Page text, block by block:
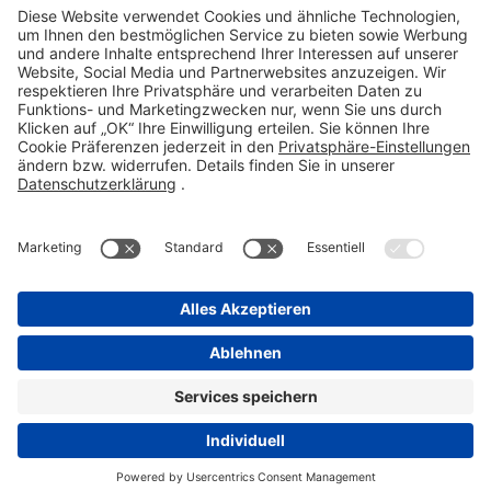
Fax 06101 603-259
info@stada.de
Kontakt
Compliance Reporting Portal ⧉
FOLGEN SIE UNS
Datenschutz
Disclaimer
Pflichtangaben